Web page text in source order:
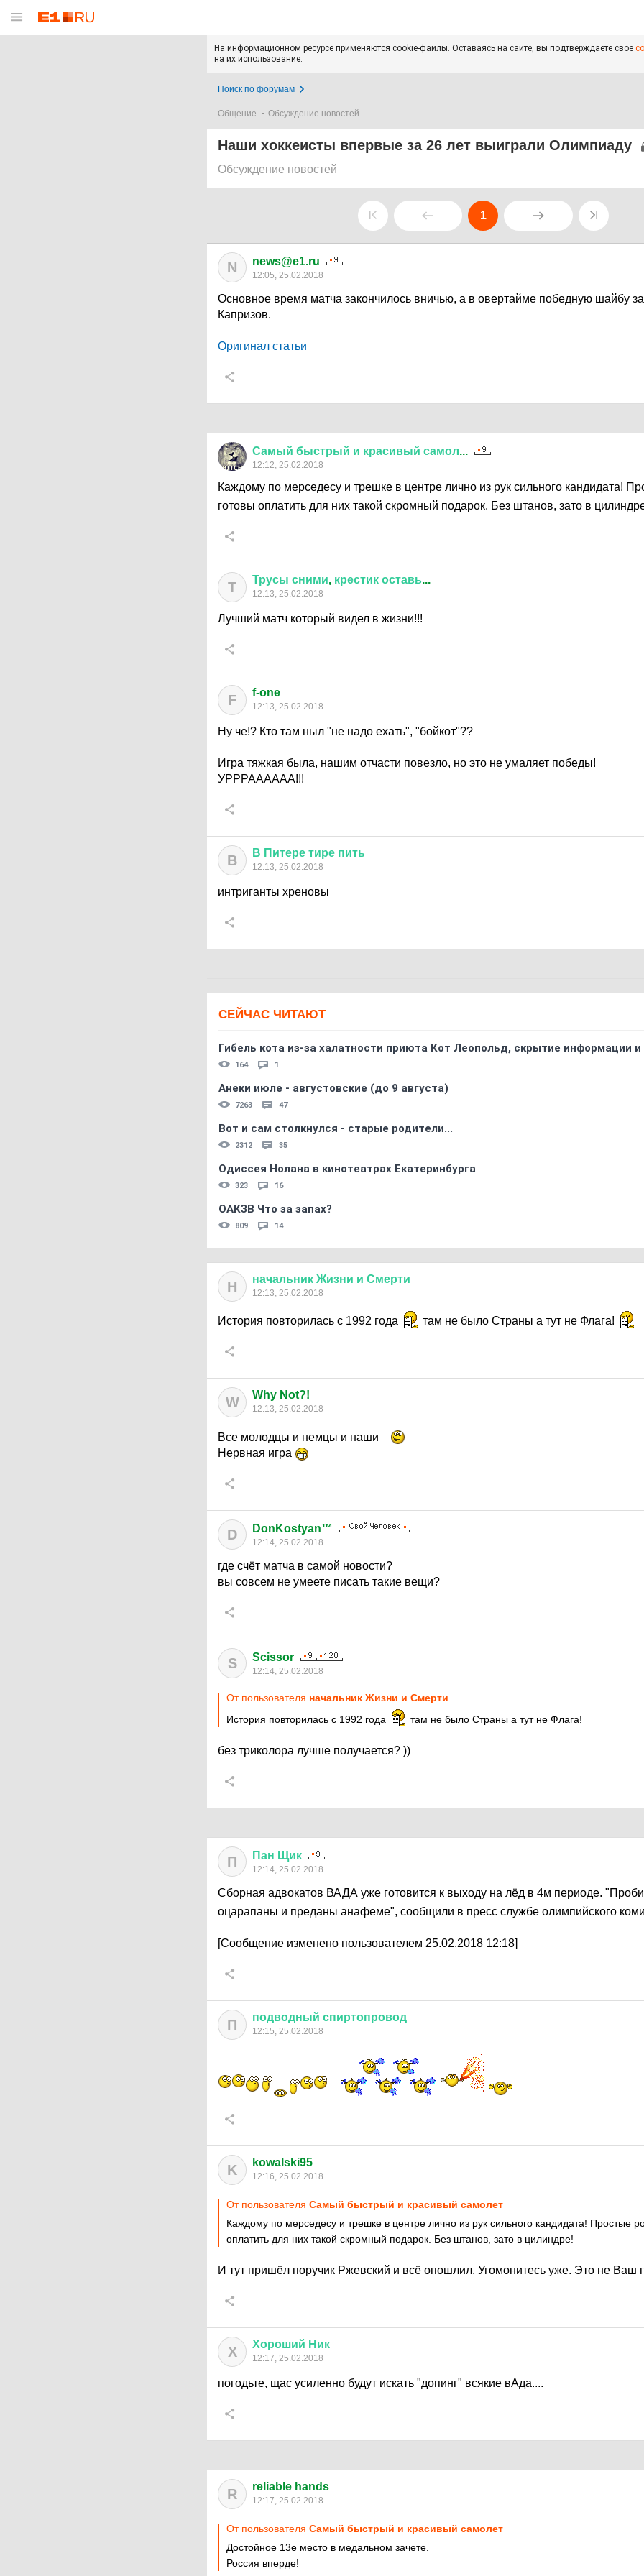
На информационном ресурсе применяются cookie-файлы. Оставаясь на сайте, вы подтверждаете свое
на их использование.
Поиск по форумам
Общение Обсуждение новостей
Наши хоккеисты впервые за 26 лет выиграли Олимпиаду
Обсуждение новостей
1
N news@e1.ru
12:05, 25.02.2018
Основное время матча закончилось вничью, а в овертайме победную шайбу
Капризов.
Оригинал статьи
Самый быстрый и красивый самол...
12:12, 25.02.2018
Каждому по мерседесу и трешке в центре лично из рук сильного кандидата!
готовы оплатить для них такой скромный подарок. Без штанов, зато в
Т Трусы сними, крестик оставь...
12:13, 25.02.2018
Лучший матч который видел в жизни!!!
F f-one
12:13, 25.02.2018
Ну че!? Кто там ныл "не надо ехать", "бойкот"??
Игра тяжкая была, нашим отчасти повезло, но это не умаляет победы!
УРРРАААААА!!!
В В Питере тире пить
12:13, 25.02.2018
интриганты хреновы
СЕЙЧАС ЧИТАЮТ
Гибель кота из-за халатности приюта Кот Леопольд, скрытиe информации
164 1
Анеки июле - августовские (до 9 августа)
7263 47
Вот и сам столкнулся - старые родители...
2312 35
Одиссея Нолана в кинотеатрах Екатеринбурга
323 16
ОАКЗВ Что за запах?
809 14
Н начальник Жизни и Смерти
12:13, 25.02.2018
История повторилась с 1992 года там не было Страны а тут не Флага!
W Why Not?!
12:13, 25.02.2018
Все молодцы и немцы и наши
Нервная игра
D DonKostyan™
12:14, 25.02.2018
где счёт матча в самой новости?
вы совсем не умеете писать такие вещи?
S Scissor
12:14, 25.02.2018
От пользователя начальник Жизни и Смерти
История повторилась с 1992 года
там не было Страны а тут не Флага!
без триколора лучше получается? ))
П Пан Щик
12:14, 25.02.2018
Сборная адвокатов ВАДА уже готовится к выходу на лёд в 4м периоде.
оцарапаны и преданы анафеме", сообщили в пресс службе олимпийского
[Сообщение изменено пользователем 25.02.2018 12:18]
П подводный спиртопровод
12:15, 25.02.2018
K kowalski95
12:16, 25.02.2018
От пользователя Самый быстрый и красивый самолет
Каждому по мерседесу и трешке в центре лично из рук сильного кандидата! Простые
оплатить для них такой скромный подарок. Без штанов, зато в цилиндре!
И тут пришёл поручик Ржевский и всё опошлил. Угомонитесь уже. Это не Ваш
Х Хороший Ник
12:17, 25.02.2018
погодьте, щас усиленно будут искать "допинг" всякие вАда....
R reliable hands
12:17, 25.02.2018
От пользователя Самый быстрый и красивый самолет
Достойное 13е место в медальном зачете.
Россия вперде!